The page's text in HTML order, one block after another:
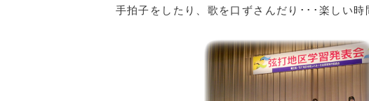
手拍子をしたり、歌を口ずさんだり･･･楽しい時